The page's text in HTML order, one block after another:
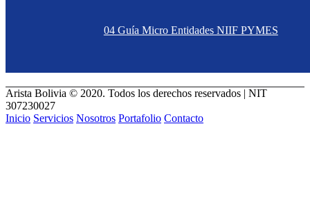
04 Guía Micro Entidades NIIF PYMES
Arista Bolivia © 2020. Todos los derechos reservados | NIT
307230027
Inicio Servicios Nosotros Portafolio Contacto